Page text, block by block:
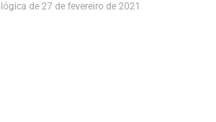
de 27 de fevereiro de 2021